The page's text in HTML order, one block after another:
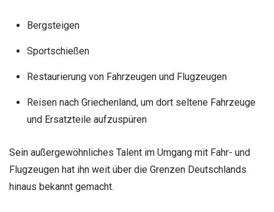
Bergsteigen
Sportschießen
Restaurierung von Fahrzeugen und Flugzeugen
Reisen nach Griechenland, um dort seltene Fahrzeuge
und Ersatzteile aufzuspüren
Sein außergewöhnliches Talent im Umgang mit Fahr- und
Flugzeugen hat ihn weit über die Grenzen Deutschlands
hinaus bekannt gemacht.